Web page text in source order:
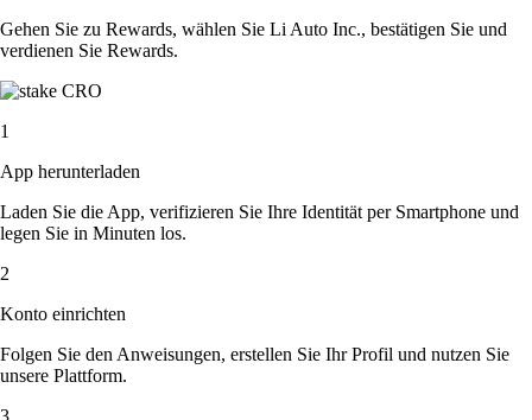
Gehen Sie zu Rewards, wählen Sie Li Auto Inc., bestätigen Sie und
verdienen Sie Rewards.
1
App herunterladen
Laden Sie die App, verifizieren Sie Ihre Identität per Smartphone und
legen Sie in Minuten los.
2
Konto einrichten
Folgen Sie den Anweisungen, erstellen Sie Ihr Profil und nutzen Sie
unsere Plattform.
3